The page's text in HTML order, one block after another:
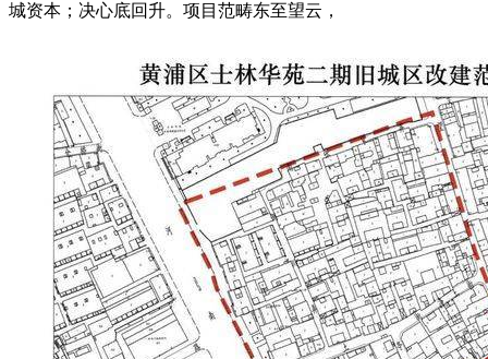
城资本；决心底回升。项目范畴东至望云，